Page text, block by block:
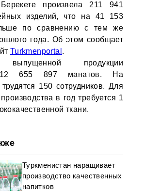
произвела 211 941
изделий, что на 41 153
по сравнению с тем же
года. Об этом сообщает
Turkmenportal .
выпущенной продукции
12 655 897 манатов. На
150 сотрудников. Для
в год требуется 1
ткани.
Туркменистан наращивает
производство качественных
напитков